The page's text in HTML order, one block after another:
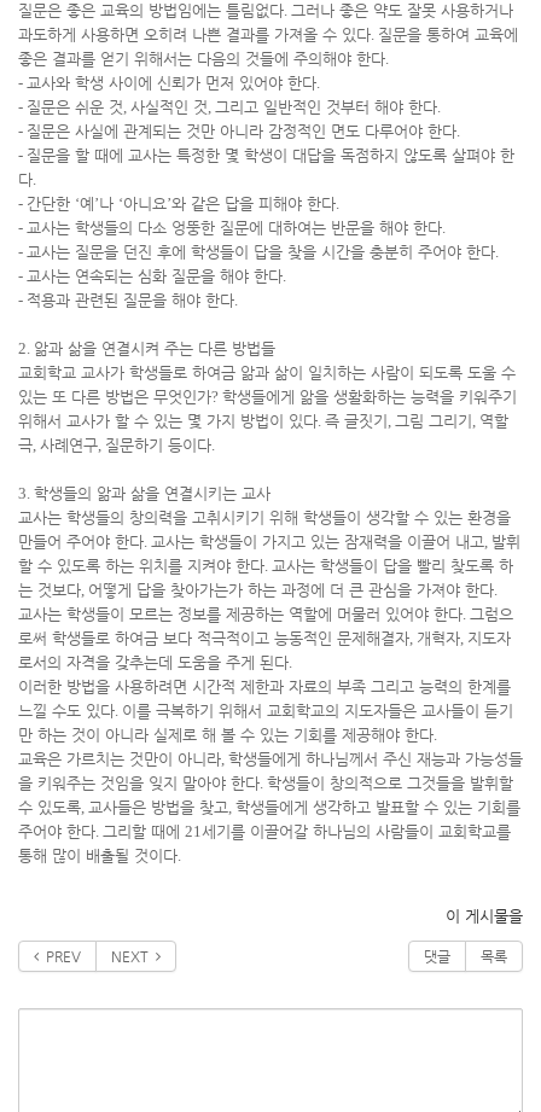
질문은 좋은 교육의 방법임에는 틀림없다. 그러나 좋은 약도 잘못 사용하거나
과도하게 사용하면 오히려 나쁜 결과를 가져올 수 있다. 질문을 통하여 교육에
좋은 결과를 얻기 위해서는 다음의 것들에 주의해야 한다.
- 교사와 학생 사이에 신뢰가 먼저 있어야 한다.
- 질문은 쉬운 것, 사실적인 것, 그리고 일반적인 것부터 해야 한다.
- 질문은 사실에 관계되는 것만 아니라 감정적인 면도 다루어야 한다.
- 질문을 할 때에 교사는 특정한 몇 학생이 대답을 독점하지 않도록 살펴야 한
다.
- 간단한 ‘예 ’나 ‘아니요’와 같은 답을 피해야 한다.
- 교사는 학생들의 다소 엉뚱한 질문에 대하여는 반문을 해야 한다.
- 교사는 질문을 던진 후에 학생들이 답을 찾을 시간을 충분히 주어야 한다.
- 교사는 연속되는 심화 질문을 해야 한다.
- 적용과 관련된 질문을 해야 한다.
2. 앎과 삶을 연결시켜 주는 다른 방법들
교회학교 교사가 학생들로 하여금 앎과 삶이 일치하는 사람이 되도록 도울 수
있는 또 다른 방법은 무엇인가? 학생들에게 앎을 생활화하는 능력을 키워주기
위해서 교사가 할 수 있는 몇 가지 방법이 있다. 즉 글짓기 , 그림 그리기 , 역할
극, 사례연구, 질문하기 등이다.
3. 학생들의 앎과 삶을 연결시키는 교사
교사는 학생들의 창의력을 고취시키기 위해 학생들이 생각할 수 있는 환경을
만들어 주어야 한다. 교사는 학생들이 가지고 있는 잠재력을 이끌어 내고, 발휘
할 수 있도록 하는 위치를 지켜야 한다. 교사는 학생들이 답을 빨리 찾도록 하
는 것보다, 어떻게 답을 찾아가는가 하는 과정에 더 큰 관심을 가져야 한다.
교사는 학생들이 모르는 정보를 제공하는 역할에 머물러 있어야 한다. 그럼으
로써 학생들로 하여금 보다 적극적이고 능동적인 문제해결자, 개혁자, 지도자
로서의 자격을 갖추는데 도움을 주게 된다.
이러한 방법을 사용하려면 시간적 제한과 자료의 부족 그리고 능력의 한계를
느낄 수도 있다. 이를 극복하기 위해서 교회학교의 지도자들은 교사들이 듣기
만 하는 것이 아니라 실제로 해 볼 수 있는 기회를 제공해야 한다.
교육은 가르치는 것만이 아니라, 학생들에게 하나님께서 주신 재능과 가능성들
을 키워주는 것임을 잊지 말아야 한다. 학생들이 창의적으로 그것들을 발휘할
수 있도록, 교사들은 방법을 찾고, 학생들에게 생각하고 발표할 수 있는 기회를
주어야 한다. 그리할 때에 21세기를 이끌어갈 하나님의 사람들이 교회학교를
통해 많이 배출될 것이다.
이 게시물을
PREV NEXT 댓글 목록